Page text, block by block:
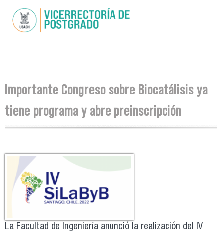
contenido
Se encuentra usted aquí
Importante Congreso sobre Biocatálisis ya
tiene programa y abre preinscripción
La Facultad de Ingeniería anunció la realización del IV